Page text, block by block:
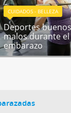
CUIDADOS - BELLEZA
Deportes
malos durante el
embarazo